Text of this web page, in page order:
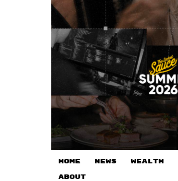
HOME NEWS WEALTH
ABOUT